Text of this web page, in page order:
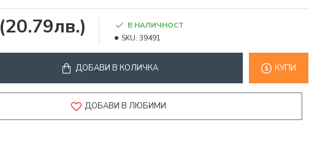
(20.79лв.)
В НАЛИЧНОСТ
SKU: 39491
ДОБАВИ В КОЛИЧКА КУПИ
ДОБАВИ В ЛЮБИМИ